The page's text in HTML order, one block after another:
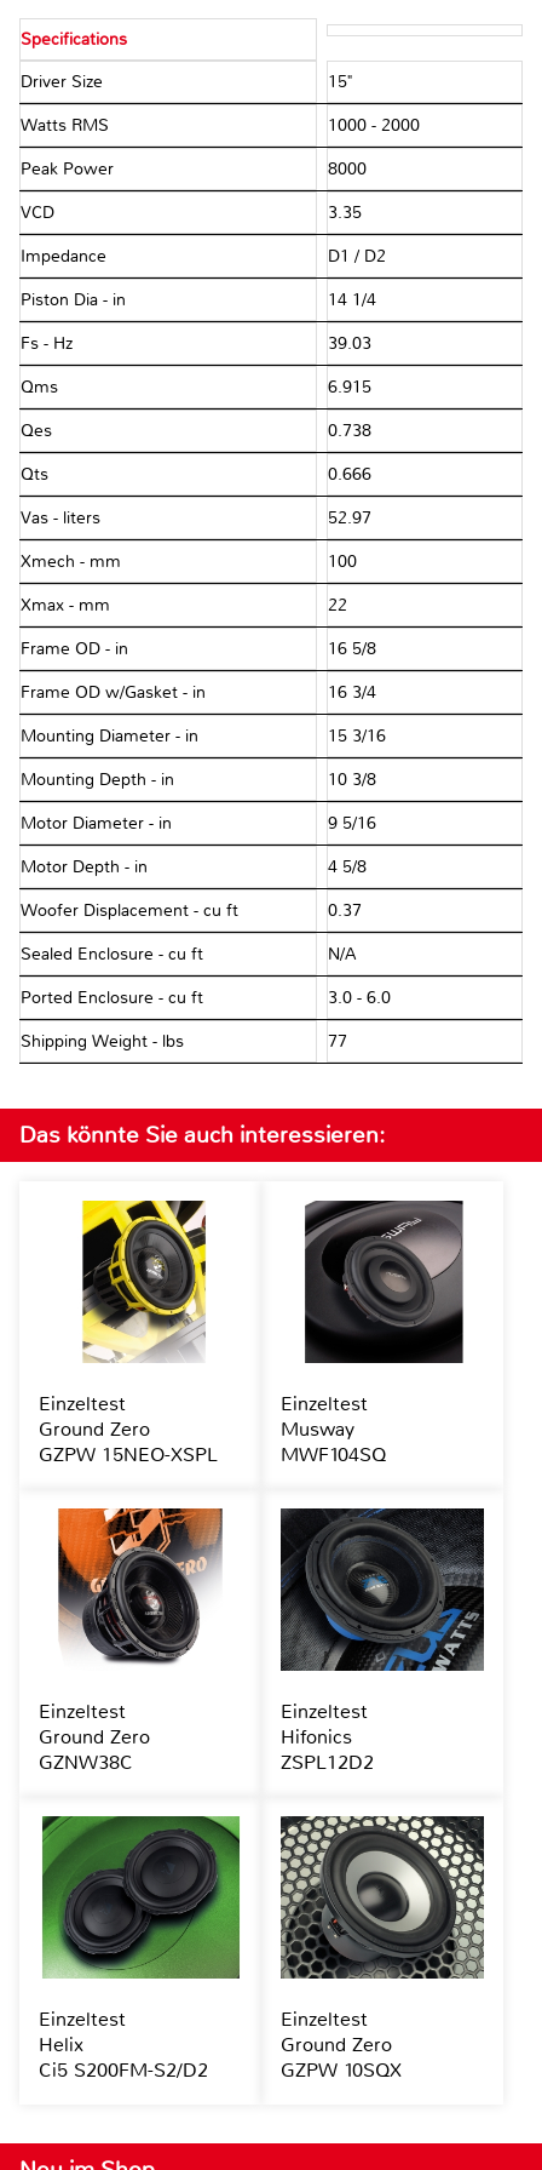
Specifications
Driver Size 15"
Watts RMS 1000 - 2000
Peak Power 8000
VCD 3.35
Impedance D1 / D2
Piston Dia - in 14 1/4
Fs - Hz 39.03
Qms 6.915
Qes 0.738
Qts 0.666
Vas - liters 52.97
Xmech - mm 100
Xmax - mm 22
Frame OD - in 16 5/8
Frame OD w/Gasket - in 16 3/4
Mounting Diameter - in 15 3/16
Mounting Depth - in 10 3/8
Motor Diameter - in 9 5/16
Motor Depth - in 4 5/8
Woofer Displacement - cu ft 0.37
Sealed Enclosure - cu ft N/A
Ported Enclosure - cu ft 3.0 - 6.0
Shipping Weight - lbs 77
Das könnte Sie auch interessieren:
Einzeltest
Ground Zero
GZPW 15NEO-XSPL
Einzeltest
Musway
MWF104SQ
Einzeltest
Ground Zero
GZNW38C
Einzeltest
Hifonics
ZSPL12D2
Einzeltest
Helix
Ci5 S200FM-S2/D2
Einzeltest
Ground Zero
GZPW 10SQX